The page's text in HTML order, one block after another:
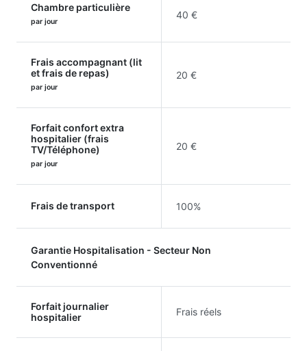
Chambre particulière
par jour
40 €
Frais accompagnant (lit
et frais de repas)
par jour
20 €
Forfait confort extra
hospitalier (frais
TV/Téléphone)
par jour
20 €
Frais de transport 100%
Garantie Hospitalisation - Secteur Non
Conventionné
Forfait journalier
hospitalier
Frais réels